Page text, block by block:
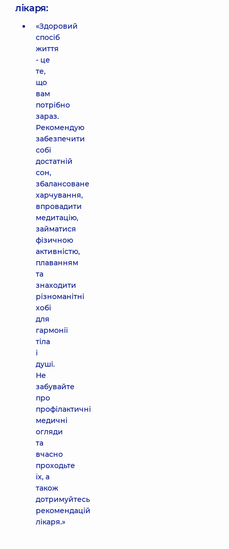
лікаря:
«Здоровий
спосіб
життя
- це
те,
що
вам
потрібно
зараз.
Рекомендую
забезпечити
собі
достатній
сон,
збалансоване
харчування,
впровадити
медитацію,
займатися
фізичною
активністю,
плаванням
та
знаходити
різноманітні
хобі
для
гармонії
тіла
і
душі.
Не
забувайте
про
профілактичні
медичні
огляди
та
вчасно
проходьте
їх, а
також
дотримуйтесь
рекомендацій
лікаря.»